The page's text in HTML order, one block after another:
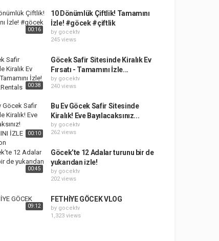
00:16
10 Dönümlük Çiftlik! Tamamını
İzle! #göcek #çiftlik
by gocektv
245 views
00:38
Göcek Safir Sitesinde Kiralık Ev
Fırsatı - Tamamını İzle...
by gocektv
240 views
00:10
Bu Ev Göcek Safir Sitesinde
Kiralık! Eve Bayılacaksınız...
by gocektv
262 views
00:45
Göcek’te 12 Adalar turunu bir de
yukarıdan izle!
by gocektv
202 views
09:12
FETHİYE GÖCEK VLOG
by gocektv
1,323 views